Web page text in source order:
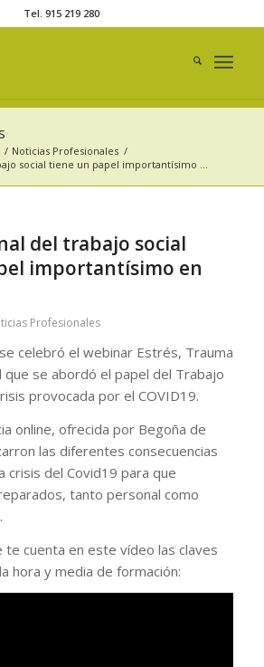
Tel. 915 219 280
/ Noticias Profesionales /
social tiene un papel importantísimo ...
del trabajo social
importantísimo en
Profesionales
celebró el webinar Estrés, Trauma
que se abordó el papel del Trabajo
provocada por el COVID19.
online, ofrecida por Begoña de
las diferentes consecuencias
crisis del Covid19 para que
tanto personal como
te cuenta en este vídeo las claves
hora y media de formación: